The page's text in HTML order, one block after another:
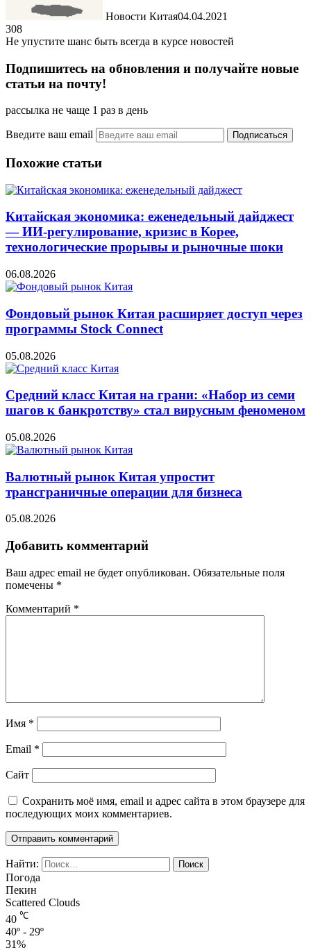
Новости Китая04.04.2021
308
Не упустите шанс быть всегда в курсе новостей
Подпишитесь на обновления и получайте новые
статьи на почту!
рассылка не чаще 1 раз в день
Введите ваш email
Похожие статьи
Китайская экономика: еженедельный дайджест
— ИИ-регулирование, кризис в Корее,
технологические прорывы и рыночные шоки
06.08.2026
Фондовый рынок Китая расширяет доступ через
программы Stock Connect
05.08.2026
Средний класс Китая на грани: «Набор из семи
шагов к банкротству» стал вирусным феноменом
05.08.2026
Валютный рынок Китая упростит
трансграничные операции для бизнеса
05.08.2026
Добавить комментарий
Ваш адрес email не будет опубликован. Обязательные поля
помечены *
Комментарий *
Имя *
Email *
Сайт
Сохранить моё имя, email и адрес сайта в этом браузере для
последующих моих комментариев.
Найти:
Погода
Пекин
Scattered Clouds
40 ℃
40º - 29º
31%